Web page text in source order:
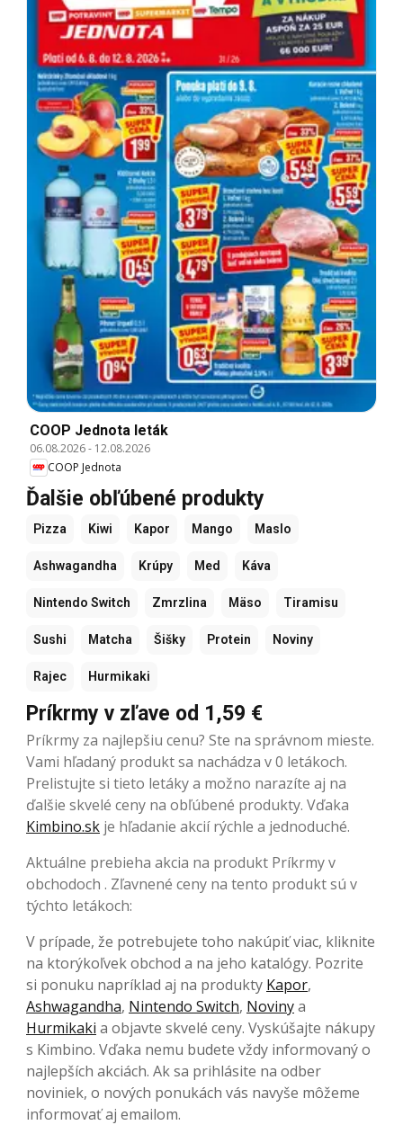
COOP Jednota leták
06.08.2026- 12.08.2026
COOP Jednota
Ďalšie obľúbené produkty
Pizza Kiwi Kapor Mango Maslo
Ashwagandha Krúpy Med Káva
Nintendo Switch Zmrzlina Mäso Tiramisu
Sushi Matcha Šišky Protein Noviny
Rajec Hurmikaki
Príkrmy v zľave od 1,59 €
Príkrmy za najlepšiu cenu? Ste na správnom mieste.
Vami hľadaný produkt sa nachádza v 0 letákoch.
Prelistujte si tieto letáky a možno narazíte aj na
ďalšie skvelé ceny na obľúbené produkty. Vďaka
Kimbino.sk je hľadanie akcií rýchle a jednoduché.
Aktuálne prebieha akcia na produkt Príkrmy v
obchodoch . Zľavnené ceny na tento produkt sú v
týchto letákoch:
V prípade, že potrebujete toho nakúpiť viac, kliknite
na ktorýkoľvek obchod a na jeho katalógy. Pozrite
si ponuku napríklad aj na produkty Kapor,
Ashwagandha, Nintendo Switch, Novinya
Hurmikaki a objavte skvelé ceny. Vyskúšajte nákupy
s Kimbino. Vďaka nemu budete vždy informovaný o
najlepších akciách. Ak sa prihlásite na odber
noviniek, o nových ponukách vás navyše môžeme
informovať aj emailom.